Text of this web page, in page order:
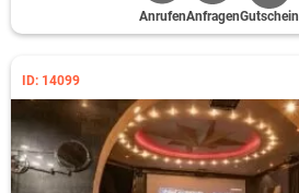
AnrufenAnfragenGutschein
ID: 14099